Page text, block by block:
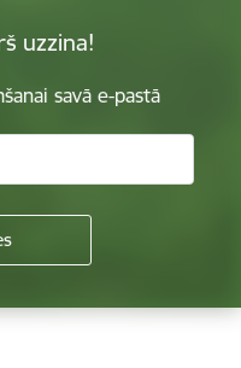
uzzina!
savā e-pastā